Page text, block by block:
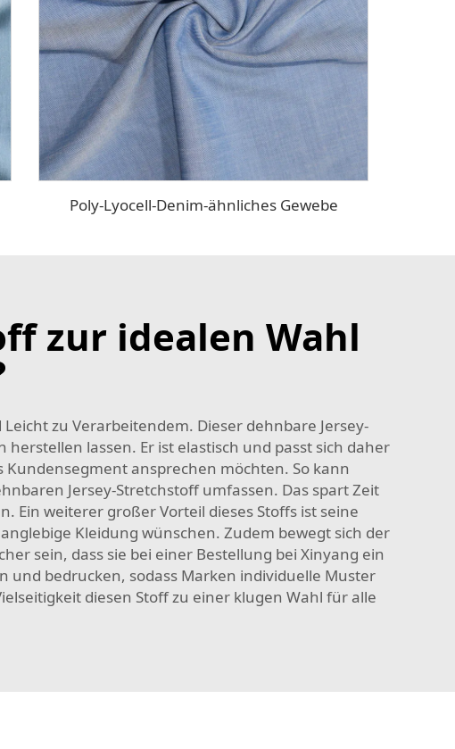
Poly-Lyocell-Denim-ähnliches Gewebe
zur idealen Wahl
zu Verarbeitendem. Dieser dehnbare Jersey-
lassen. Er ist elastisch und passt sich daher
ansprechen möchten. So kann
Jersey-Stretchstoff umfassen. Das spart Zeit
Ein weiterer großer Vorteil dieses Stoffs ist seine
Kleidung wünschen. Zudem bewegt sich der
sein, dass sie bei einer Bestellung bei Xinyang ein
und bedrucken, sodass Marken individuelle Muster
diesen Stoff zu einer klugen Wahl für alle